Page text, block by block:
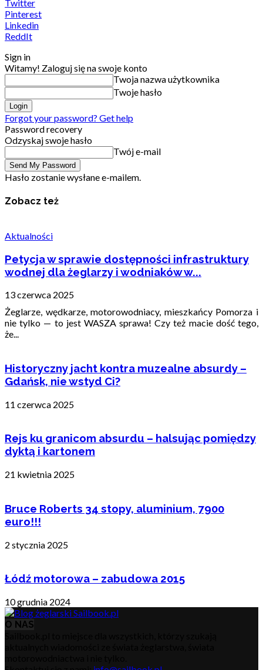
Twitter
Pinterest
Linkedin
ReddIt
Sign in
Witamy! Zaloguj się na swoje konto
Twoja nazwa użytkownika
Twoje hasło
Forgot your password? Get help
Password recovery
Odzyskaj swoje hasło
Twój e-mail
Hasło zostanie wysłane e-mailem.
Zobacz też
Aktualności
Petycja w sprawie dostępności infrastruktury
wodnej dla żeglarzy i wodniaków w...
13 czerwca 2025
Żeglarze, wędkarze, motorowodniacy, mieszkańcy Pomorza i
nie tylko — to jest WASZA sprawa! Czy też macie dość tego,
że...
Historyczny jacht kontra muzealne absurdy –
Gdańsk, nie wstyd Ci?
11 czerwca 2025
Rejs ku granicom absurdu – halsując pomiędzy
dyktą i kartonem
21 kwietnia 2025
Bruce Roberts 34 stopy, aluminium, 7900
euro!!!
2 stycznia 2025
Łódź motorowa – zabudowa 2015
10 grudnia 2024
O NAS